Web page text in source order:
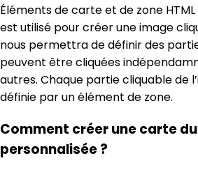
Éléments de carte et de zone
est utilisé pour créer une image
nous permettra de définir des
peuvent être cliquées
autres. Chaque partie cliquable de
définie par un élément de zone.
Comment créer une carte
personnalisée ?